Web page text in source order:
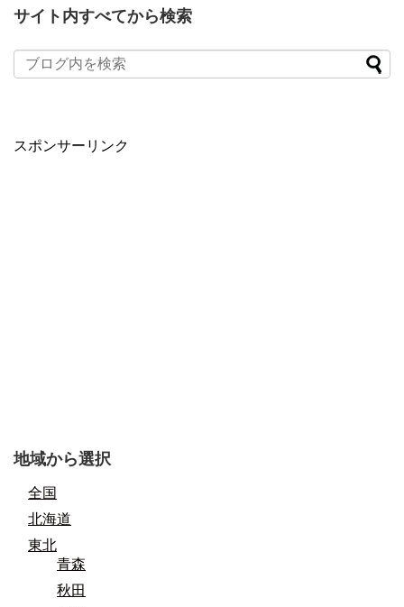
サイト内すべてから検索
スポンサーリンク
地域から選択
全国
北海道
東北
青森
秋田